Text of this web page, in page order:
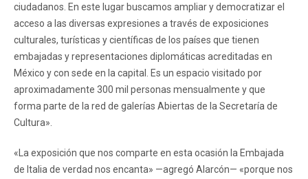
ciudadanos. En este lugar buscamos ampliar y democratizar el
acceso a las diversas expresiones a través de exposiciones
culturales, turísticas y científicas de los países que tienen
embajadas y representaciones diplomáticas acreditadas en
México y con sede en la capital. Es un espacio visitado por
aproximadamente 300 mil personas mensualmente y que
forma parte de la red de galerías Abiertas de la Secretaría de
Cultura».
«La exposición que nos comparte en esta ocasión la Embajada
de Italia de verdad nos encanta» —agregó Alarcón— «porque nos